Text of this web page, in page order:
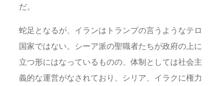
だ。
蛇足となるが、イランはトランプの言うようなテロ
国家ではない。シーア派の聖職者たちが政府の上に
立つ形にはなっているものの、体制としては社会主
義的な運営がなされており、シリア、イラクに権力